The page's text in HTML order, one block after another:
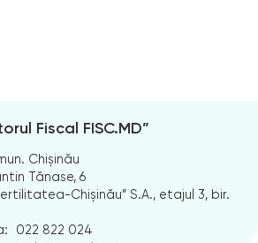
Fiscal FISC.MD”
Chișinău
Tănase, 6
Chișinău” S.A., etajul 3, bir.
022 822 024